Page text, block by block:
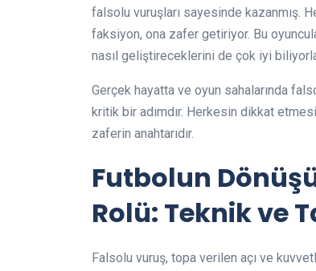
falsolu vuruşları sayesinde kazanmış.
faksiyon, ona zafer getiriyor. Bu
nasıl geliştireceklerini de çok iyi
Gerçek hayatta ve oyun sahalarında
kritik bir adımdır. Herkesin dikkat
zaferin anahtarıdır.
Futbolun
Rolü: Teknik ve
Falsolu vuruş, topa verilen açı ve